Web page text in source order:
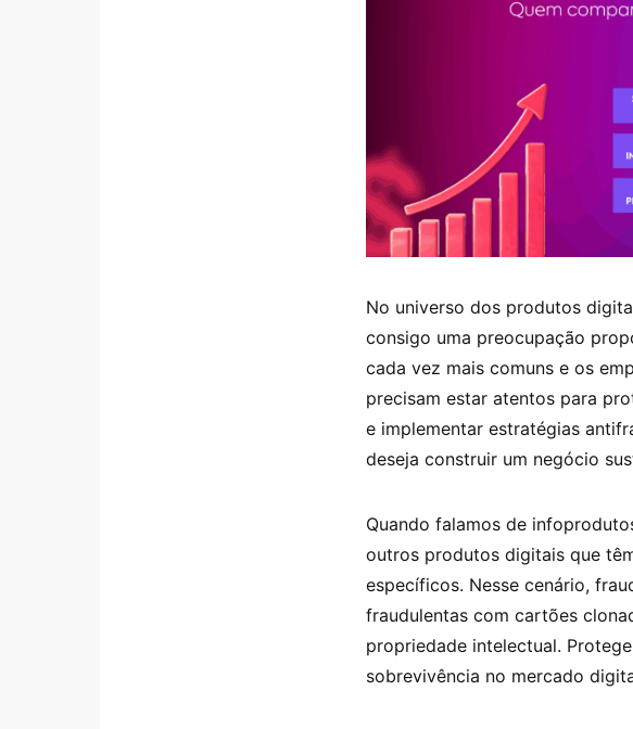
No universo dos produtos
consigo uma preocupação
cada vez mais comuns e os
precisam estar atentos para
e implementar estratégias
deseja construir um negócio
Quando falamos de
outros produtos digitais que
específicos. Nesse cenário,
fraudulentas com cartões
propriedade intelectual.
sobrevivência no mercado